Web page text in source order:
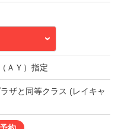
ＡＹ）指定
ザと同等クラス (レイキャ